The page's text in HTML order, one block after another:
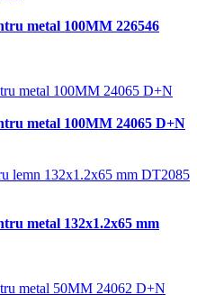
metal 100MM 226546
metal 100MM 24065 D+N
metal 132x1.2x65 mm